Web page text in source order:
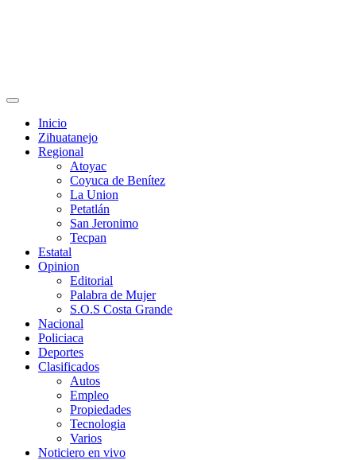
Primary
Inicio
Zihuatanejo
Regional
Atoyac
Coyuca de Benítez
La Union
Petatlán
San Jeronimo
Tecpan
Estatal
Opinion
Editorial
Palabra de Mujer
S.O.S Costa Grande
Nacional
Policiaca
Deportes
Clasificados
Autos
Empleo
Propiedades
Tecnologia
Varios
Noticiero en vivo